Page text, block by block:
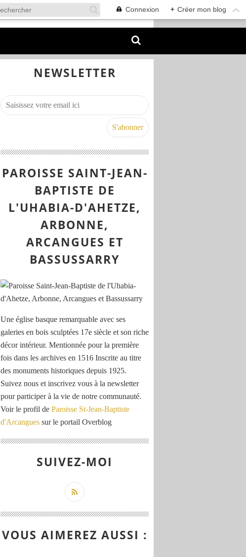
Connexion + Créer mon blog
NEWSLETTER
PAROISSE SAINT-JEAN-
BAPTISTE DE
L'UHABIA-D'AHETZE,
ARBONNE,
ARCANGUES ET
BASSUSSARRY
Une église basque remarquable avec ses
galeries en bois sculptées 17e siècle et son riche
décor intérieur. Mentionnée pour la première
fois dans les archives en 1516 Inscrite au titre
des monuments historiques depuis 1925.
Suivez nous et inscrivez vous à la newsletter
pour participer à la vie de notre communauté.
Voir le profil de Paroisse St-Jean-Baptiste
d'Arcangues sur le portail Overblog
SUIVEZ-MOI
VOUS AIMEREZ AUSSI :